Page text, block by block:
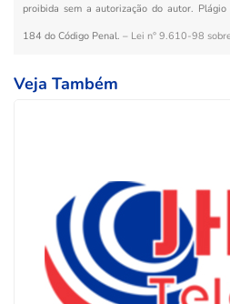
proibida sem a autorização do autor.
184 do Código Penal. – Lei n° 9.610-98
Veja Também